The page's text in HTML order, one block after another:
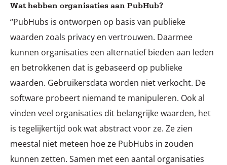
Wat hebben organisaties aan PubHub?
“PubHubs is ontworpen op basis van publieke
waarden zoals privacy en vertrouwen. Daarmee
kunnen organisaties een alternatief bieden aan leden
en betrokkenen dat is gebaseerd op publieke
waarden. Gebruikersdata worden niet verkocht. De
software probeert niemand te manipuleren. Ook al
vinden veel organisaties dit belangrijke waarden, het
is tegelijkertijd ook wat abstract voor ze. Ze zien
meestal niet meteen hoe ze PubHubs in zouden
kunnen zetten. Samen met een aantal organisaties